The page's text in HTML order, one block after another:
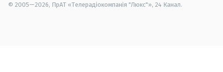
© 2005—2026, ПрАТ «Телерадіокомпанія "Люкс"», 24 Канал.